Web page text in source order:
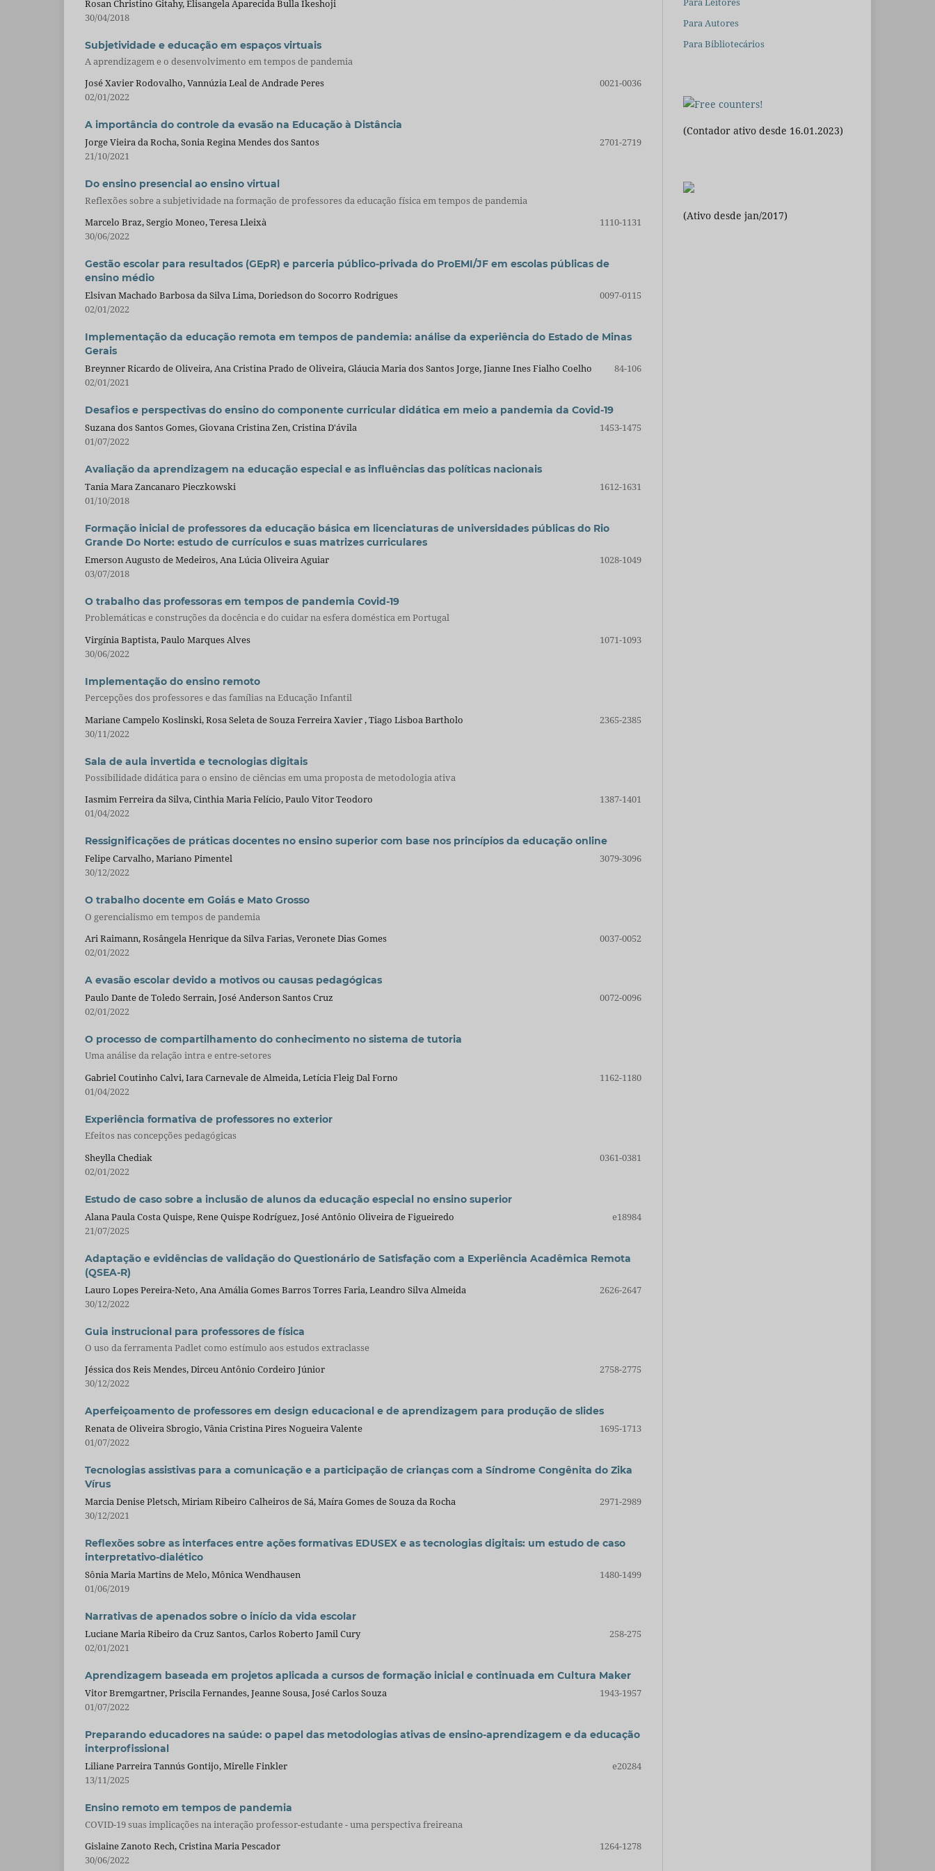
Rosan Christino Gitahy, Elisangela Aparecida Bulla Ikeshoji
30/04/2018
Subjetividade e educação em espaços virtuais
A aprendizagem e o desenvolvimento em tempos de pandemia
José Xavier Rodovalho, Vannúzia Leal de Andrade Peres
0021-0036
02/01/2022
A importância do controle da evasão na Educação à Distância
Jorge Vieira da Rocha, Sonia Regina Mendes dos Santos
2701-2719
21/10/2021
Do ensino presencial ao ensino virtual
Reflexões sobre a subjetividade na formação de professores da educação física em tempos de pandemia
Marcelo Braz, Sergio Moneo, Teresa Lleixà
1110-1131
30/06/2022
Gestão escolar para resultados (GEpR) e parceria público-privada do ProEMI/JF em escolas públicas de
ensino médio
Elsivan Machado Barbosa da Silva Lima, Doriedson do Socorro Rodrigues
0097-0115
02/01/2022
Implementação da educação remota em tempos de pandemia: análise da experiência do Estado de Minas
Gerais
Breynner Ricardo de Oliveira, Ana Cristina Prado de Oliveira, Gláucia Maria dos Santos Jorge, Jianne Ines Fialho Coelho
84-106
02/01/2021
Desafios e perspectivas do ensino do componente curricular didática em meio a pandemia da Covid-19
Suzana dos Santos Gomes, Giovana Cristina Zen, Cristina D'ávila
1453-1475
01/07/2022
Avaliação da aprendizagem na educação especial e as influências das políticas nacionais
Tania Mara Zancanaro Pieczkowski
1612-1631
01/10/2018
Formação inicial de professores da educação básica em licenciaturas de universidades públicas do Rio
Grande Do Norte: estudo de currículos e suas matrizes curriculares
Emerson Augusto de Medeiros, Ana Lúcia Oliveira Aguiar
1028-1049
03/07/2018
O trabalho das professoras em tempos de pandemia Covid-19
Problemáticas e construções da docência e do cuidar na esfera doméstica em Portugal
Virgínia Baptista, Paulo Marques Alves
1071-1093
30/06/2022
Implementação do ensino remoto
Percepções dos professores e das famílias na Educação Infantil
Mariane Campelo Koslinski, Rosa Seleta de Souza Ferreira Xavier , Tiago Lisboa Bartholo
2365-2385
30/11/2022
Sala de aula invertida e tecnologias digitais
Possibilidade didática para o ensino de ciências em uma proposta de metodologia ativa
Iasmim Ferreira da Silva, Cinthia Maria Felício, Paulo Vitor Teodoro
1387-1401
01/04/2022
Ressignificações de práticas docentes no ensino superior com base nos princípios da educação online
Felipe Carvalho, Mariano Pimentel
3079-3096
30/12/2022
O trabalho docente em Goiás e Mato Grosso
O gerencialismo em tempos de pandemia
Ari Raimann, Rosângela Henrique da Silva Farias, Veronete Dias Gomes
0037-0052
02/01/2022
A evasão escolar devido a motivos ou causas pedagógicas
Paulo Dante de Toledo Serrain, José Anderson Santos Cruz
0072-0096
02/01/2022
O processo de compartilhamento do conhecimento no sistema de tutoria
Uma análise da relação intra e entre-setores
Gabriel Coutinho Calvi, Iara Carnevale de Almeida, Letícia Fleig Dal Forno
1162-1180
01/04/2022
Experiência formativa de professores no exterior
Efeitos nas concepções pedagógicas
Sheylla Chediak
0361-0381
02/01/2022
Estudo de caso sobre a inclusão de alunos da educação especial no ensino superior
Alana Paula Costa Quispe, Rene Quispe Rodríguez, José Antônio Oliveira de Figueiredo
e18984
21/07/2025
Adaptação e evidências de validação do Questionário de Satisfação com a Experiência Acadêmica Remota
(QSEA-R)
Lauro Lopes Pereira-Neto, Ana Amália Gomes Barros Torres Faria, Leandro Silva Almeida
2626-2647
30/12/2022
Guia instrucional para professores de física
O uso da ferramenta Padlet como estímulo aos estudos extraclasse
Jéssica dos Reis Mendes, Dirceu Antônio Cordeiro Júnior
2758-2775
30/12/2022
Aperfeiçoamento de professores em design educacional e de aprendizagem para produção de slides
Renata de Oliveira Sbrogio, Vânia Cristina Pires Nogueira Valente
1695-1713
01/07/2022
Tecnologias assistivas para a comunicação e a participação de crianças com a Síndrome Congênita do Zika
Vírus
Marcia Denise Pletsch, Miriam Ribeiro Calheiros de Sá, Maíra Gomes de Souza da Rocha
2971-2989
30/12/2021
Reflexões sobre as interfaces entre ações formativas EDUSEX e as tecnologias digitais: um estudo de caso
interpretativo-dialético
Sônia Maria Martins de Melo, Mônica Wendhausen
1480-1499
01/06/2019
Narrativas de apenados sobre o início da vida escolar
Luciane Maria Ribeiro da Cruz Santos, Carlos Roberto Jamil Cury
258-275
02/01/2021
Aprendizagem baseada em projetos aplicada a cursos de formação inicial e continuada em Cultura Maker
Vitor Bremgartner, Priscila Fernandes, Jeanne Sousa, José Carlos Souza
1943-1957
01/07/2022
Preparando educadores na saúde: o papel das metodologias ativas de ensino-aprendizagem e da educação
interprofissional
Liliane Parreira Tannús Gontijo, Mirelle Finkler
e20284
13/11/2025
Ensino remoto em tempos de pandemia
COVID-19 suas implicações na interação professor-estudante - uma perspectiva freireana
Gislaine Zanoto Rech, Cristina Maria Pescador
1264-1278
30/06/2022
Para Autores
Para Bibliotecários
(Contador ativo desde 16.01.2023)
(Ativo desde jan/2017)